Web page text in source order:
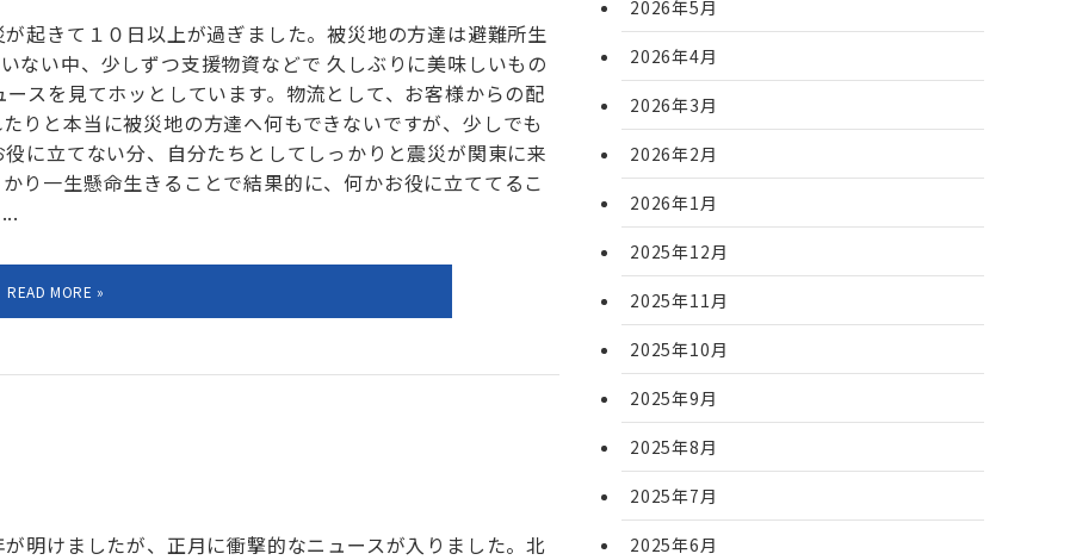
起きて１０日以上が過ぎました。被災地の方達は避難所生
ない中、少しずつ支援物資などで 久しぶりに美味しいもの
スを見てホッとしています。物流として、お客様からの配
りと本当に被災地の方達へ何もできないですが、少しでも
に立てない分、自分たちとしてしっかりと震災が関東に来
り一生懸命生きることで結果的に、何かお役に立ててるこ
明けましたが、正月に衝撃的なニュースが入りました。北
2026年5月
2026年4月
2026年3月
2026年2月
2026年1月
2025年12月
2025年11月
2025年10月
2025年9月
2025年8月
2025年7月
2025年6月